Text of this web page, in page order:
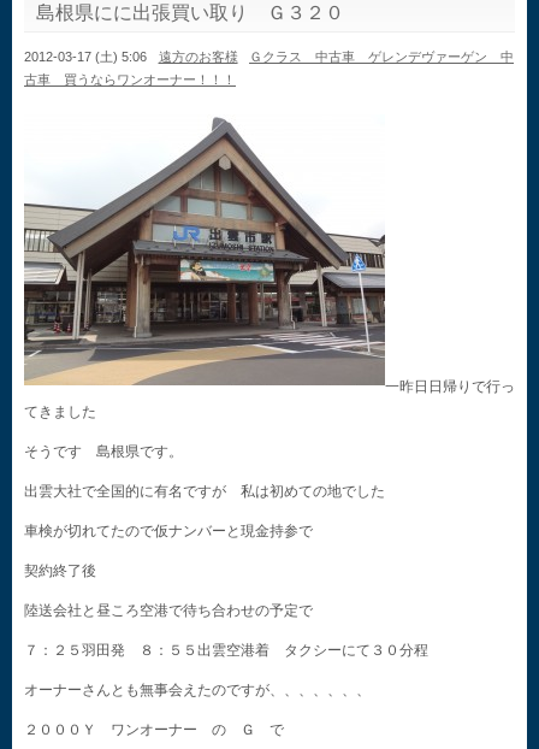
島根県にに出張買い取り Ｇ３２０
2012-03-17 (土) 5:06 遠方のお客様
Ｇクラス 中古車 ゲレンデヴァーゲン 中
古車 買うならワンオーナー！！！
一昨日日帰りで行っ
てきました
そうです 島根県です。
出雲大社で全国的に有名ですが 私は初めての地でした
車検が切れてたので仮ナンバーと現金持参で
契約終了後
陸送会社と昼ころ空港で待ち合わせの予定で
７：２５羽田発 ８：５５出雲空港着 タクシーにて３０分程
オーナーさんとも無事会えたのですが、、、、、、、
２０００Ｙ ワンオーナー の Ｇ で